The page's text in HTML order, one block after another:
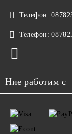
Телефон:
Телефон:
Ние работим с